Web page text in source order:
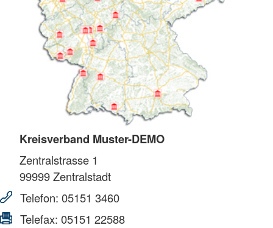
Kreisverband Muster-DEMO
Zentralstrasse 1
99999Zentralstadt
Telefon: 05151 3460
Telefax: 05151 22588